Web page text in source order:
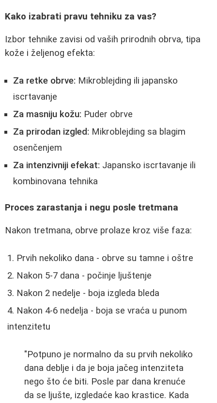
Kako izabrati pravu tehniku za vas?
Izbor tehnike zavisi od vaših prirodnih obrva, tipa
kože i željenog efekta:
Za retke obrve: Mikroblejding ili japansko
iscrtavanje
Za masniju kožu: Puder obrve
Za prirodan izgled: Mikroblejding sa blagim
osenčenjem
Za intenzivniji efekat: Japansko iscrtavanje ili
kombinovana tehnika
Proces zarastanja i negu posle tretmana
Nakon tretmana, obrve prolaze kroz više faza:
Prvih nekoliko dana - obrve su tamne i oštre
Nakon 5-7 dana - počinje ljuštenje
Nakon 2 nedelje - boja izgleda bleda
Nakon 4-6 nedelja - boja se vraća u punom
intenzitetu
"Potpuno je normalno da su prvih nekoliko
dana deblje i da je boja jačeg intenziteta
nego što će biti. Posle par dana krenuće
da se ljušte, izgledaće kao krastice. Kada